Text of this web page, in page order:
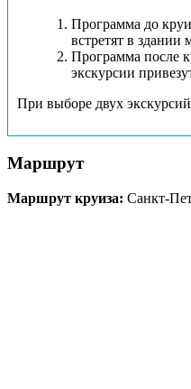
Программа до
встретят в здании
Программа после
экскурсии
При выборе двух
Маршрут
Маршрут круиза: Санкт-